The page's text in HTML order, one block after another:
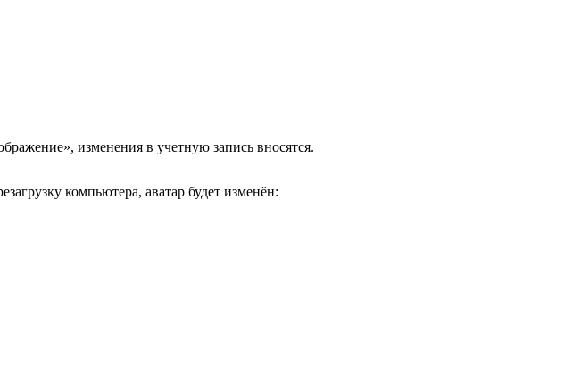
изменения в учетную запись вносятся.
компьютера, аватар будет изменён: